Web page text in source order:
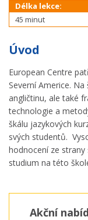
Délka lekce:
45 minut
Úvod
European Centre
Severní Americe.
angličtinu, ale také
technologie a
škálu jazykových
svých studentů.
hodnocení ze
studium na této
Akční